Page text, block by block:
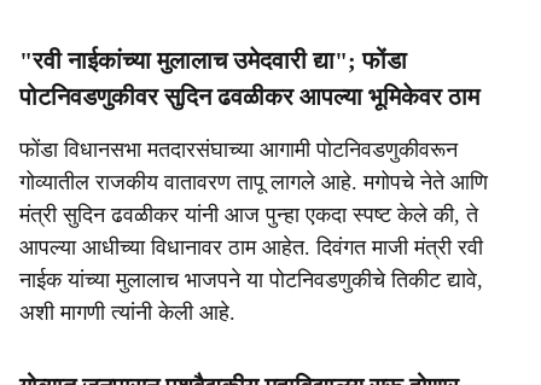
"रवी नाईकांच्या मुलालाच उमेदवारी द्या"; फोंडा
पोटनिवडणुकीवर सुदिन ढवळीकर आपल्या भूमिकेवर ठाम
फोंडा विधानसभा मतदारसंघाच्या आगामी पोटनिवडणुकीवरून
गोव्यातील राजकीय वातावरण तापू लागले आहे. मगोपचे नेते आणि
मंत्री सुदिन ढवळीकर यांनी आज पुन्हा एकदा स्पष्ट केले की, ते
आपल्या आधीच्या विधानावर ठाम आहेत. दिवंगत माजी मंत्री रवी
नाईक यांच्या मुलालाच भाजपने या पोटनिवडणुकीचे तिकीट द्यावे,
अशी मागणी त्यांनी केली आहे.